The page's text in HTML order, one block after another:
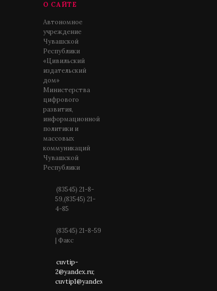
О САЙТЕ
Автономное
учреждение
Чувашской
Республики
«Цивильский
издательский
дом»
Министерства
цифрового
развития,
информационной
политики и
массовых
коммуникаций
Чувашской
Республики
(83545) 21-8-
59,(83545) 21-
4-85
(83545) 21-8-59
| Факс
cuvtip-
2@yandex.ru;
cuvtip1@yandex.ru